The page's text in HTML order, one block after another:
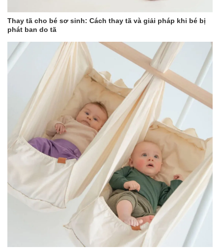
Thay tã cho bé sơ sinh: Cách thay tã và giải pháp khi bé bị
phát ban do tã